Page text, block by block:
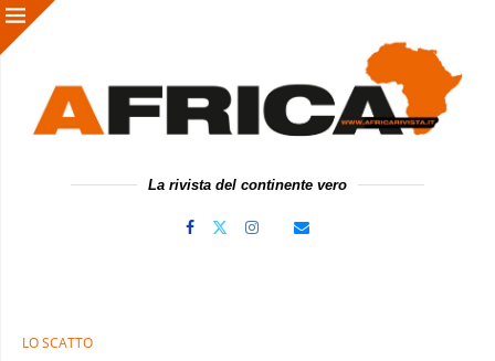
La rivista del continente vero
LO SCATTO